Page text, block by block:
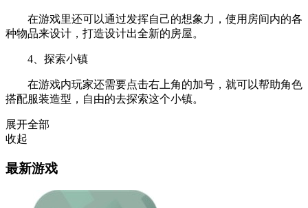
在游戏里还可以通过发挥自己的想象力，使用房间内的各
种物品来设计，打造设计出全新的房屋。
4、探索小镇
在游戏内玩家还需要点击右上角的加号，就可以帮助角色
搭配服装造型，自由的去探索这个小镇。
展开全部
收起
最新游戏